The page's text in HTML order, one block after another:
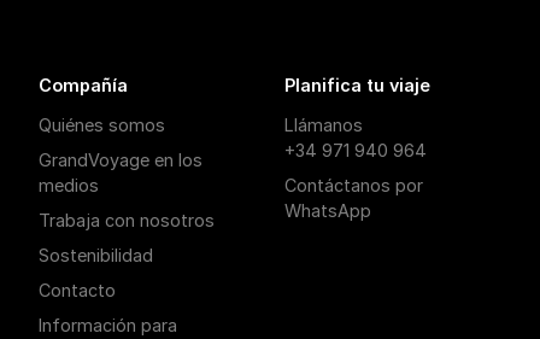
Compañía
Quiénes somos
GrandVoyage en los
medios
Trabaja con nosotros
Sostenibilidad
Contacto
Información para
Planifica tu viaje
Llámanos
+34 971 940 964
Contáctanos por
WhatsApp